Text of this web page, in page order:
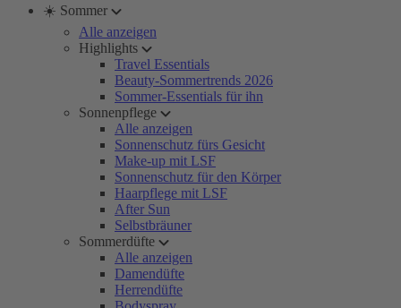
☀️ Sommer
Alle anzeigen
Highlights
Travel Essentials
Beauty-Sommertrends 2026
Sommer-Essentials für ihn
Sonnenpflege
Alle anzeigen
Sonnenschutz fürs Gesicht
Make-up mit LSF
Sonnenschutz für den Körper
Haarpflege mit LSF
After Sun
Selbstbräuner
Sommerdüfte
Alle anzeigen
Damendüfte
Herrendüfte